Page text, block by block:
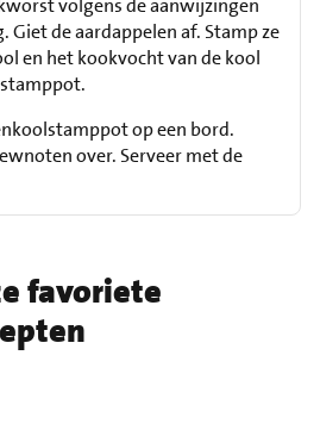
volgens de aanwijzingen
Giet de aardappelen af. Stamp ze
en het kookvocht van de kool
op een bord.
over. Serveer met de
favoriete